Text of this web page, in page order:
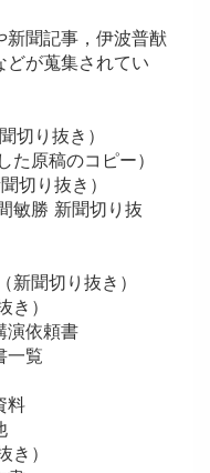
新聞記事，伊波普猷
どが蒐集されてい
切り抜き）
原稿のコピー）
切り抜き）
敏勝 新聞切り抜
聞切り抜き）
）
演依頼書
一覧
料
）